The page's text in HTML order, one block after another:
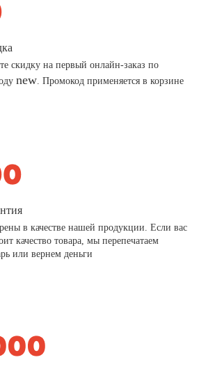
скидку на первый онлайн-заказ по
new. Промокод применяется в корзине
в качестве нашей продукции. Если вас
качество товара, мы перепечатаем
или вернем деньги